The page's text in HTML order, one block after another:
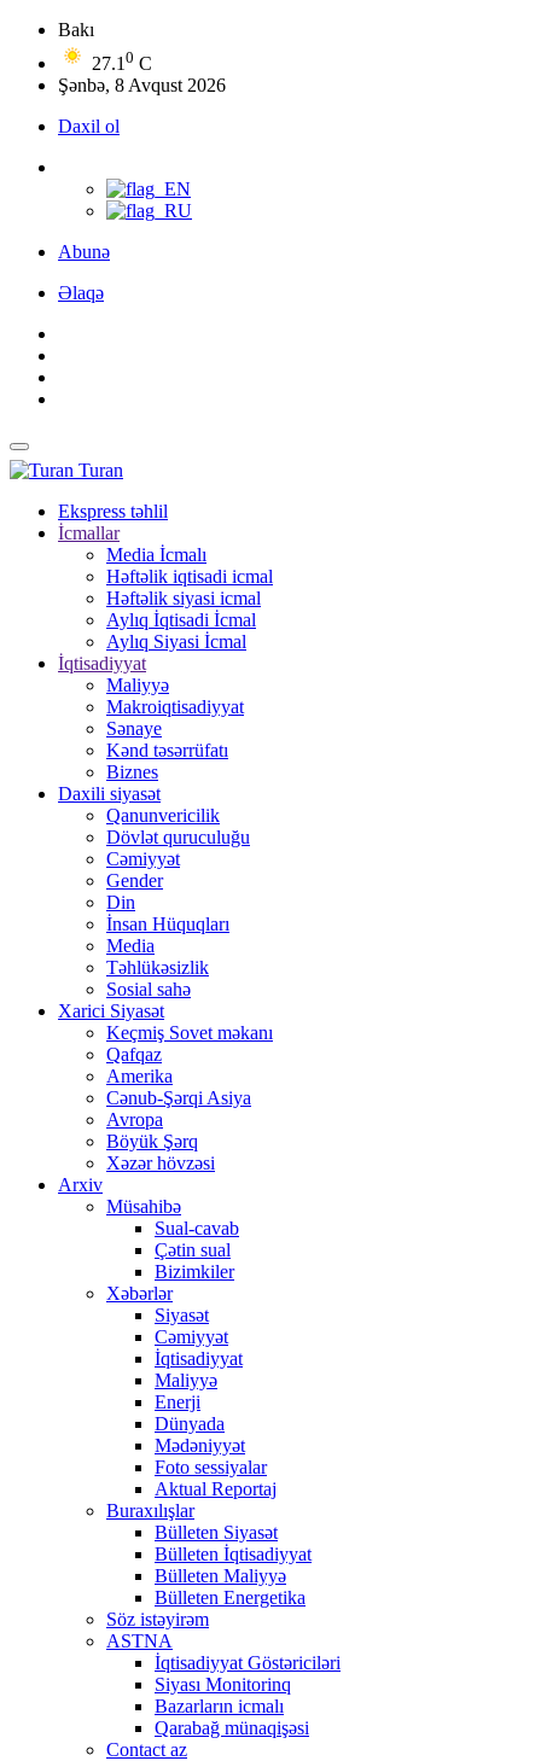
Bakı
27.1 0 C
Şənbə, 8 Avqust 2026
Daxil ol
Abunə
Əlaqə
Turan
Ekspress təhlil
İcmallar
Media İcmalı
Həftəlik iqtisadi icmal
Həftəlik siyasi icmal
Aylıq İqtisadi İcmal
Aylıq Siyasi İcmal
İqtisadiyyat
Maliyyə
Makroiqtisadiyyat
Sənaye
Kənd təsərrüfatı
Biznes
Daxili siyasət
Qanunvericilik
Dövlət quruculuğu
Cəmiyyət
Gender
Din
İnsan Hüquqları
Media
Təhlükəsizlik
Sosial sahə
Xarici Siyasət
Keçmiş Sovet məkanı
Qafqaz
Amerika
Cənub-Şərqi Asiya
Avropa
Böyük Şərq
Xəzər hövzəsi
Arxiv
Müsahibə
Sual-cavab
Çətin sual
Bizimkiler
Xəbərlər
Siyasət
Cəmiyyət
İqtisadiyyat
Maliyyə
Enerji
Dünyada
Mədəniyyət
Foto sessiyalar
Aktual Reportaj
Buraxılışlar
Bülleten Siyasət
Bülleten İqtisadiyyat
Bülleten Maliyyə
Bülleten Energetika
Söz istəyirəm
ASTNA
İqtisadiyyat Göstəriciləri
Siyası Monitorinq
Bazarların icmalı
Qarabağ münaqişəsi
Contact az